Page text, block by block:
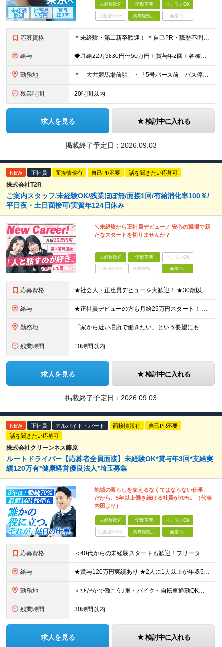
未経験歓迎 学歴不問 ベテランOK
完全週休2日 賞与複数月 面接1回
応募資格 ＊未経験・第二新卒歓迎！ ＊自己PR・職歴不問 ＊20代・30代が活躍中 ★普通自動車免許（AT限定可）をお持ちの方 ★学歴不問！ ＼こんな方にピッタリ／ ・身一つで東京での一人暮らしを始めたい方
給与 ◆月給22万9830円〜50万円＋賞与年2回＋各種手当 ※経験・能力を考慮の上決定 ※残業代は全額支給 ※試用期間3ヶ月あり （東京：月給21万1,560円＋交通費/千葉：月給19万6,080円＋交通
勤務地 ＊「大井競馬場前駅」・「5号バース前」バス停すぐ ＊マイカー・バイク通勤OK（駐車場完備/ガソリン代支給） 【東京営業所】 東京都品川区八潮2-8-9 【本社営業所】 千葉県佐倉市城内町247-1
残業時間 20時間以内
求人を見る 検討中に入れる
掲載終了予定日： 2026.09.03
NEW 正社員 面接情報有 自己PR不要 話を聞きたい応募可
株式会社T2R
ご案内スタッフ/未経験OK/残業ほぼ無/面接1回/有給消化率100％/
平日夜・土日面接可/実質年124日休み
＼未経験から正社員デビュー／ 安心の職場で新
たなスタートを切りませんか？
未経験歓迎 学歴不問 ベテランOK
完全週休2日 賞与複数月 面接1回
応募資格 ★社会人・正社員デビューを大歓迎！ ★30歳以下限定（※若年層の長期キャリア形成のため） ★学歴・経験一切不問！ -------【採用担当】より------------ 「過去は変えられないけど、未
給与 ★正社員デビューの方も月給25万円スタート！ ★プロジェクト先でインセンティブが出ることもあります◎ ＼未経験1年目想定年収：348万円～468万円／ 月給：25万円～35万円＋交通費全額支給＋資格
勤務地 「家から近い場所で働きたい」という要望にもお応えします！※実例あり ★一都三県（東京都・埼玉県・神奈川県・千葉県）のいずれかの携帯ショップやイベント会場に配属 ■本社 東京都豊島区南池袋2-33-7
残業時間 10時間以内
求人を見る 検討中に入れる
掲載終了予定日： 2026.09.03
NEW 正社員 アルバイト・パート 面接情報有
自己PR不要
話を聞きたい応募可
株式会社クリーンネス藤原
ルートドライバー【応募者全員面接】未経験OK*賞与年3回*支給実
績120万有*健康経営優良法人*埼玉募集
地域の暮らしを支えるなくてはならない仕事。
だから、5年以上働き続ける社員が70%。（代表
内田より）
未経験歓迎 学歴不問 ベテランOK
完全週休2日 賞与複数月 面接1回
応募資格 ＜40代からの未経験スタートも歓迎！フリーターでもOK＞ type経由での入社者多数！ほぼ全員未経験スタートです◎ ★自己PR＆志望理由必要ナシ ★応募者全員面接 ★未経験OK ★社会人経験初めても
給与 ★賞与120万円実績あり ★2人に1人以上が年収500万円以上 （今後年収500万円以上の層はさらに増える予定。年収500万円以下は多くが直近入社者） ★賞与支給実績120万円あり ★免許取得にかかる
勤務地 ＜ひだかで働こう♪車・バイク・自転車通勤OK！埼玉エリア勤務＞ 埼玉県日高市大字田波目581-3（日高市役所の近く） └転勤なし！ └通勤費上限3万円まで支給 └駐車場完備 【社員の方のお住まい先】
残業時間 30時間以内
求人を見る 検討中に入れる